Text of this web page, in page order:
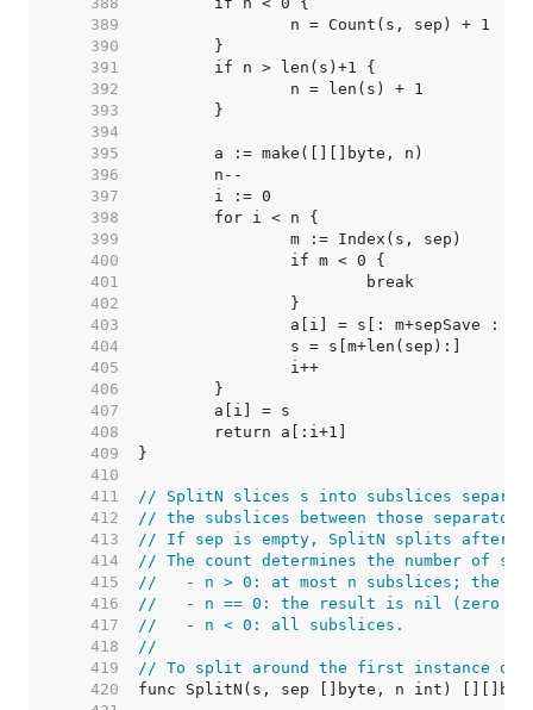
   389
   390
   391
   392
   393
   394
   395
   396
   397
   398
   399
   400
   401
   402
   403
   404
   405
   406
   407
   408
   409
   410
   411
// SplitN slices s into subslices
   412
// the subslices between those
   413
// If sep is empty, SplitN splits after
   414
// The count determines the number of
   415
//   - n > 0: at most n subslices; the
   416
//   - n == 0: the result is nil (zero
   417
//   - n < 0: all subslices.
   418
//
   419
// To split around the first instance of
   420